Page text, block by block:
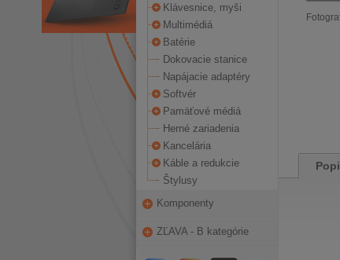
Klávesnice, myši
Multimédiá
Batérie
Dokovacie stanice
Napájacie adaptéry
Softvér
Pamäťové médiá
Herné zariadenia
Kancelária
Káble a redukcie
Štylusy
Komponenty
ZĽAVA - B kategórie